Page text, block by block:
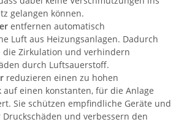
gelangen können.
entfernen automatisch
Luft aus Heizungsanlagen. Dadurch
die Zirkulation und verhindern
durch Luftsauerstoff.
reduzieren einen zu hohen
auf einen konstanten, für die Anlage
Sie schützen empfindliche Geräte und
und verbessern den